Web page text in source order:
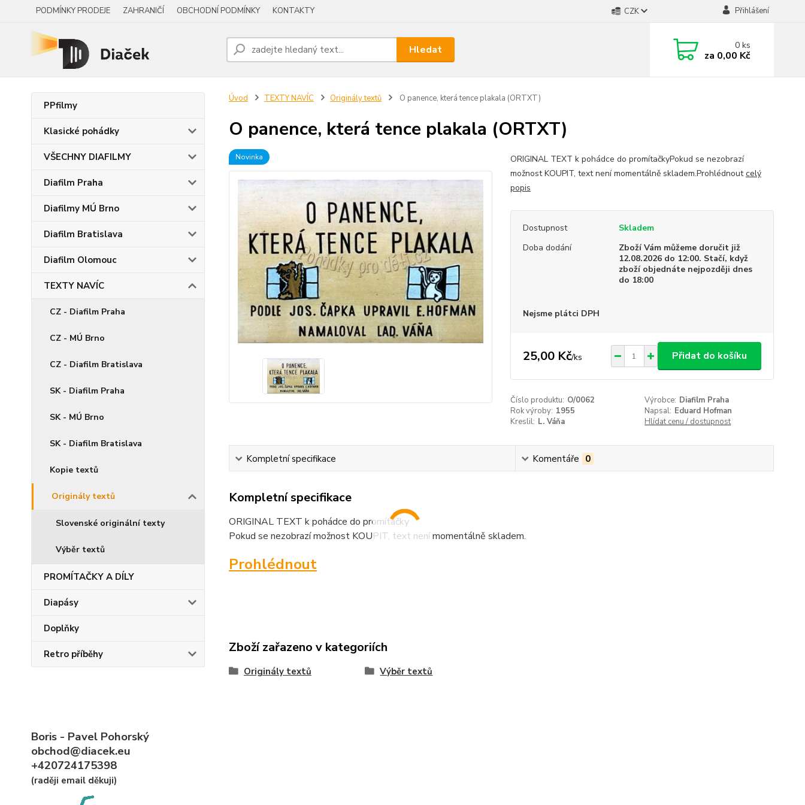
PODMÍNKY PRODEJE ZAHRANIČÍ OBCHODNÍ PODMÍNKY KONTAKTY CZK Přihlášení
Hledat 0ks
za 0,00 Kč
PPfilmy
Klasické pohádky
VŠECHNY DIAFILMY
Diafilm Praha
Diafilmy MÚ Brno
Diafilm Bratislava
Diafilm Olomouc
TEXTY NAVÍC
CZ - Diafilm Praha
CZ - MÚ Brno
CZ - Diafilm Bratislava
SK - Diafilm Praha
SK - MÚ Brno
SK - Diafilm Bratislava
Kopie textů
Originály textů
Slovenské originální texty
Výběr textů
PROMÍTAČKY A DÍLY
Diapásy
Doplňky
Retro příběhy
Boris - Pavel Pohorský
obchod@diacek.eu
+420724175398
(raději email děkuji)
Úvod TEXTY NAVÍC Originály textů O panence, která tence plakala (ORTXT)
O panence, která tence plakala (ORTXT)
Novinka
ORIGINAL TEXT k pohádce do promítačkyPokud se nezobrazí
možnost KOUPIT, text není momentálně skladem.Prohlédnoutcelý
popis
Dostupnost
Skladem
Doba dodání
Zboží Vám můžeme doručit již
12.08.2026 do 12:00. Stačí, když
zboží objednáte nejpozději dnes
do 18:00
Nejsme plátci DPH
25,00 Kč/ks Přidat do košíku
Číslo produktu: O/0062 Výrobce: Diafilm Praha
Rok výroby: 1955 Napsal: Eduard Hofman
Kreslil: L. Váňa Hlídat cenu / dostupnost
Kompletní specifikace Komentáře 0
Kompletní specifikace
ORIGINAL TEXT k pohádce do promítačky
Pokud se nezobrazí možnost KOUPIT, text není momentálně skladem.
Prohlédnout
Zboží zařazeno v kategoriích
Originály textů Výběr textů